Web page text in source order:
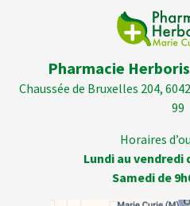
Pharmacie
Chaussée de Bruxelles 204,
99
Horaires
Lundi au vendredi
Samedi de